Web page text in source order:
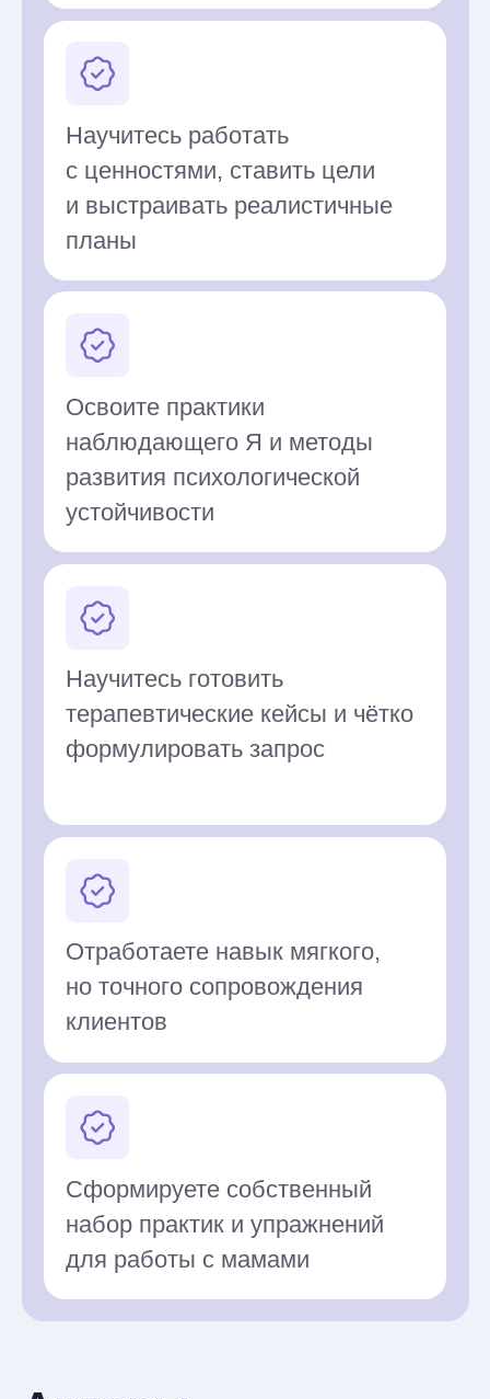
включая CFT и ACT
по КЦТ и является членом
РОЧЦП, в курсе последних
CFT- и ACT-терапевт, с 2018 года
преподаёт, ведёт частную
практику. Консультирует
клиентов, ведёт супервизии
психологов, ведёт
и мастер-классы
Александра Шабайкович
Педагог-психолог
Спикер научных конференций
Создатель проекта "АСТ
Член АКПП и БОКПТ
Ведущая тренингов
и образовательных программ,
в том числе по работе
с мамами
Программа обучения
Практические занятия проходят по
вторникам с 18:00 до 20:30
Терапия, сфокусированная
на сострадании (CFT)
для матерей
34 академ. часа
Кристина Антонова
Занятия 1-2
Основы CFT в терапии
материнства